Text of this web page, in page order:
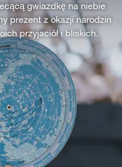
gwiazdkę na niebie
prezent z okazji narodzin
przyjaciół i bliskich.